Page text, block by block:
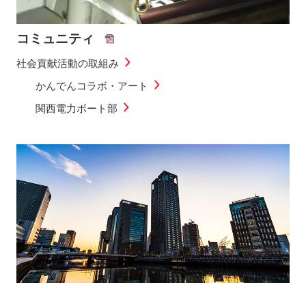
コミュニティ
社会貢献活動の取組み
かんでんコラボ・アート
関西電力ボート部